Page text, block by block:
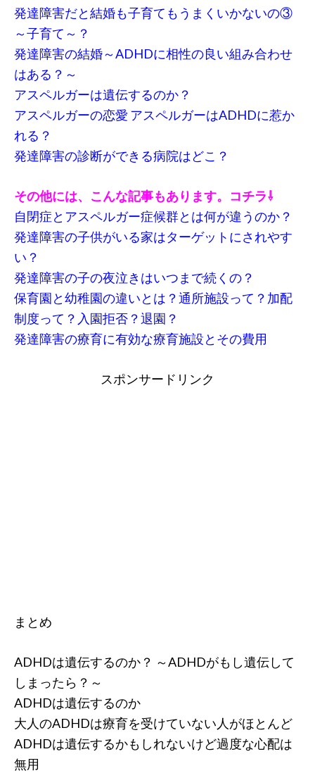
発達障害だと結婚も子育てもうまくいかないの③
～子育て～？
発達障害の結婚～ADHDに相性の良い組み合わせ
はある？～
アスペルガーは遺伝するのか？
アスペルガーの恋愛 アスペルガーはADHDに惹か
れる？
発達障害の診断ができる病院はどこ？
その他には、こんな記事もあります。コチラ⇩
自閉症とアスペルガー症候群とは何が違うのか？
発達障害の子供がいる家はターゲットにされやす
い？
発達障害の子の夜泣きはいつまで続くの？
保育園と幼稚園の違いとは？通所施設って？加配
制度って？入園拒否？退園？
発達障害の療育に有効な療育施設とその費用
スポンサードリンク
まとめ
ADHDは遺伝するのか？ ～ADHDがもし遺伝して
しまったら？～
ADHDは遺伝するのか
大人のADHDは療育を受けていない人がほとんど
ADHDは遺伝するかもしれないけど過度な心配は
無用